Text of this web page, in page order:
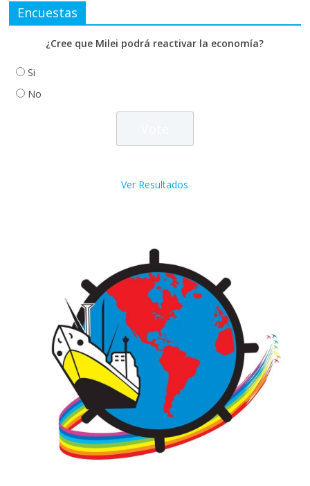
Encuestas
¿Cree que Milei podrá reactivar la economía?
Si
No
Ver Resultados